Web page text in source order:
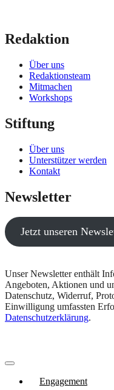
Redaktion
Über uns
Redaktionsteam
Mitmachen
Workshops
Stiftung
Über uns
Unterstützer werden
Kontakt
Newsletter
Jetzt unseren
Unser Newsletter enthält
Angeboten, Aktionen und
Datenschutz, Widerruf,
Einwilligung umfassten
Datenschutzerklärung.
Engagement